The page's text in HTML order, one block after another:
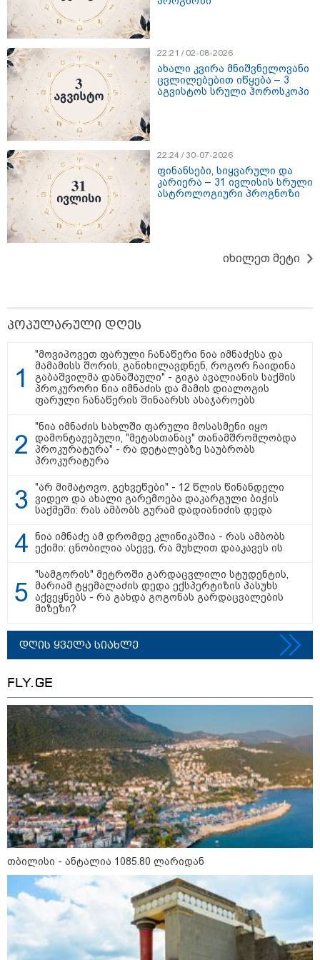
12:20 / 04-08-2026
"როცა კანონიკიდან
გამომდინარე, მართებულად
მიგვაჩნია, რომ ადამიანის
გასვენება ტაძრიდან არ მოხდეს,
ეს მგლოვიარეს ისეთი
სიყვარულითა უნდა ავუხსნათ,
რომ შფოთვა არ დაიბადოს" -
დედა სიდონია
კატეგორიის ყველა სიახლე
მკითხველის რჩევით
22:49 / 07-08-2026
"ამ წუთებში, თავს
დაესხნენ
არასრულწლოვანების
და სავარაუდოდ, არა
მარტო
არასრულწლოვანების
ჯგუფი" - ადვოკატის
ინფორმაციით კურიერს
თავს დაესხნენ
22:45 / 07-08-2026
14 წლის მოზარდმა
საკუთარი პაპა და ბებია
მოკლა, შემდეგ კი
სკოლაში ცეცხლი
გახსნა - რა დეტალები
ხდება ცნობილი
ბანგკოკში მომხდარი
ტრაგედიიდან
კადრები
როგორ
"Soos! ამ წუთებში თავს დაესხნენ
სავარაუდოდ არა მარტო
არასრულწლოვანების ჯგუფი" - რა
ადვოკატი?
"იპოვონ ერთი გოგონა, ვისაც გიგა
სექსუალურად ავიწროებდა - თუ
ოფიციალურად, სახალხოდ
გადავცემ" - ეკა კუპატაძე
ჩანაწერში, სადაც ნია იმნაძე
მამას ესაუბრება?
"ამ ვიდეოს ნახვა ჩემთვის იყო
სიკვდილი" - რას ამბობს
დაკარგული 17 წლის ბიჭის დედა
ვიდეოკადრებზე, სადაც შვილის
განწირული ვედრების ხმა
ამოიცნო
პოლიტიკა
22:21 / 02-08-2026
ახალი კვირა მნიშვნელოვანი
ცვლილებებით იწყება – 3
აგვისტოს სრული ჰოროსკოპი
22:24 / 30-07-2026
ფინანსები, სიყვარული და
კარიერა – 31 ივლისის სრული
ასტროლოგიური პროგნოზი
იხილეთ მეტი
პოპულარული დღეს
"მოვიპოვეთ ფარული ჩანაწერი ნია იმნაძესა და
მამამისს შორის, განიხილავდნენ, როგორ ჩაიდინა
გაბაშვილმა დანაშაული" - გიგა ავალიანის საქმის
პროკურორი ნია იმნაძის და მამის დიალოგის
ფარული ჩანაწერის შინაარსს ასაჯაროებს
"ნია იმნაძის სახლში ფარული მოსასმენი იყო
დამონტაჟებული, "მეტასთანაც" თანამშრომლობდა
პროკურატურა" - რა დეტალებზე საუბრობს
პროკურატურა
"არ მიმატოვო, გეხვეწები" - 12 წლის წინანდელი
ვიდეო და ახალი გარემოება დაკარგული ბიჭის
საქმეში: რას ამბობს გურამ დადიანიძის დედა
ნია იმნაძე ამ დრომდე კლინიკაშია - რას ამბობს
ექიმი: ცნობილია ასევე, რა მუხლით დააკავეს ის
"სამგორის" მეტროში გარდაცვლილი სტუდენტის,
მარიამ ტყემალაძის დედა ექსპერტიზის პასუხს
აქვეყნებს - რა გახდა გოგონას გარდაცვალების
მიზეზი?
დღის ყველა სიახლე
FLY.GE
თბილისი - ანტალია 1085.80 ლარიდან